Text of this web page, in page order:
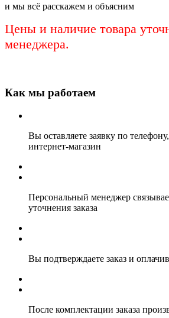
и мы всё расскажем и объясним
Цены и наличие товара
менеджера.
Как мы работаем
Вы оставляете заявку по
интернет-магазин
Персональный менеджер
уточнения заказа
Вы подтверждаете заказ и
После комплектации заказа